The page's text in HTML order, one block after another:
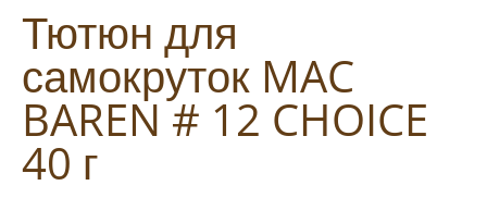
Тютюн для
самокруток MAC
BAREN # 12 CHOICE
40 г